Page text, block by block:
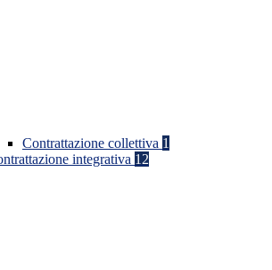
Contrattazione collettiva 1
integrativa 12